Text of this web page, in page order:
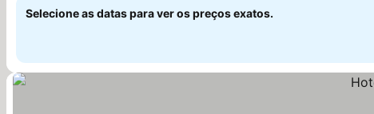
Selecione as datas para ver os preços exatos.